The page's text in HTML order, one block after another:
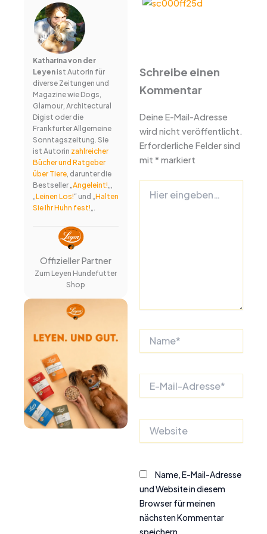
Katharina von der
Leyenist Autorin für
diverse Zeitungen und
Magazine wie Dogs,
Glamour, Architectural
Digist oder die
Frankfurter Allgemeine
Sonntagszeitung. Sie
ist Autorin zahlreicher
Bücher und Ratgeber
über Tiere, darunter die
Bestseller „Angeleint!„,
„Leinen Los!“ und „Halten
Sie Ihr Huhn fest!„.
Offizieller Partner
Zum Leyen Hundefutter
Shop
Schreibe einen
Kommentar
Deine E-Mail-Adresse
wird nicht veröffentlicht.
Erforderliche Felder sind
mit * markiert
eingeben…
Mail-
Name, E-Mail-Adresse
und Website in diesem
Browser für meinen
nächsten Kommentar
speichern.